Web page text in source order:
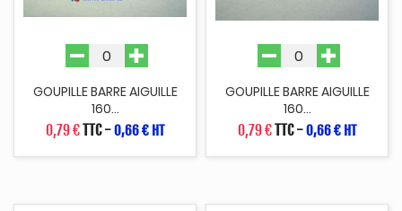
GOUPILLE BARRE AIGUILLE
160...
0,79 €TTC-0,66 € HT
GOUPILLE BARRE AIGUILLE
160...
0,79 €TTC-0,66 € HT